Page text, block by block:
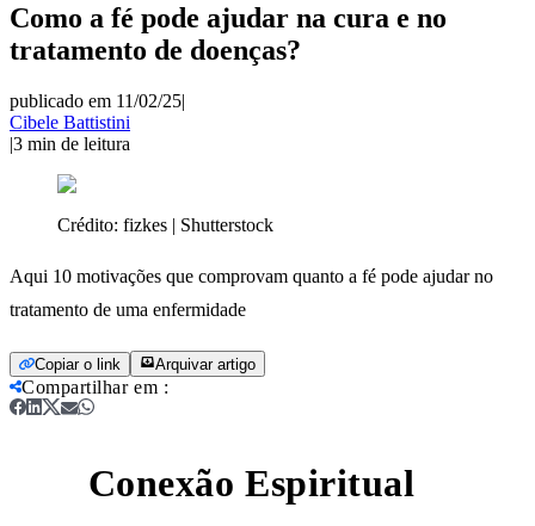
Como a fé pode ajudar na cura e no
tratamento de doenças?
publicado em 11/02/25|
Cibele Battistini
|3 min de leitura
Crédito: fizkes | Shutterstock
Aqui 10 motivações que comprovam quanto a fé pode ajudar no
tratamento de uma enfermidade
Copiar o link Arquivar artigo
Compartilhar em :
Conexão Espiritual